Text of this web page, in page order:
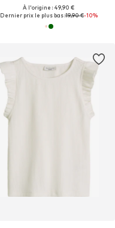
À l'origine : 49,90 €
Dernier prix le plus bas :19,90 €-10%